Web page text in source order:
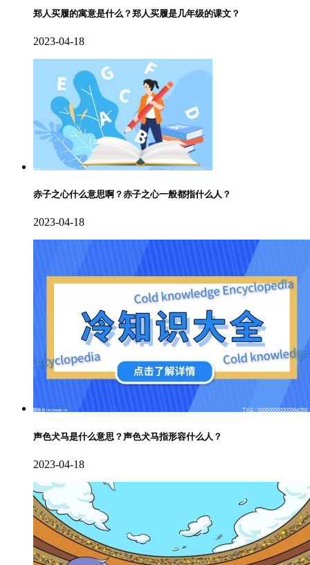
郑人买履的寓意是什么？郑人买履是几年级的课文？
2023-04-18
赤子之心什么意思啊？赤子之心一般都指什么人？
2023-04-18
声色犬马是什么意思？声色犬马指形容什么人？
2023-04-18